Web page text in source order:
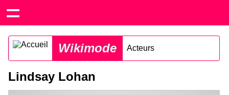
Wikimode Acteurs
Lindsay Lohan